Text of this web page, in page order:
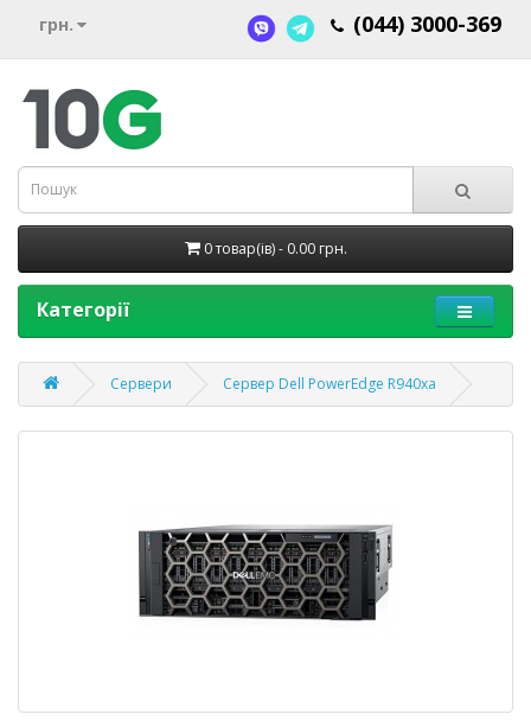
грн. (044) 3000-369
0 товар(ів) - 0.00 грн.
Категорії
Сервери Cервер Dell PowerEdge R940xa